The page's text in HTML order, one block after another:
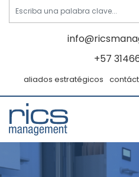
+57
aliados estratégicos